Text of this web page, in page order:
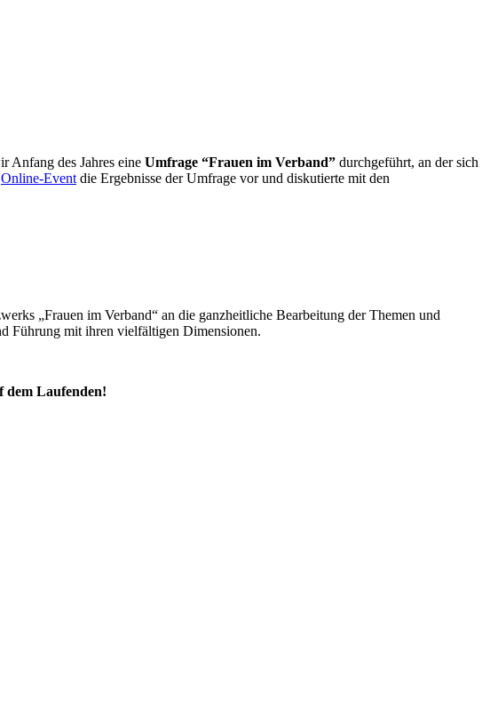
Anfang des Jahres eine Umfrage “Frauen im Verband” durchgeführt, an der sich
Online-Event die Ergebnisse der Umfrage vor und diskutierte mit den
„Frauen im Verband“ an die ganzheitliche Bearbeitung der Themen und
Führung mit ihren vielfältigen Dimensionen.
dem Laufenden!